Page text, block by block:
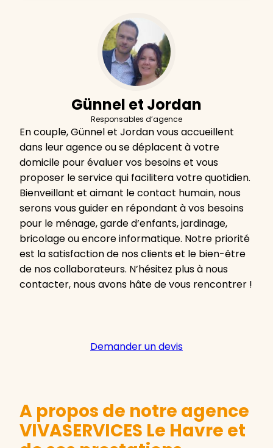
Günnel et Jordan
Responsables d’agence
En couple, Günnel et Jordan vous accueillent
dans leur agence ou se déplacent à votre
domicile pour évaluer vos besoins et vous
proposer le service qui facilitera votre quotidien.
Bienveillant et aimant le contact humain, nous
serons vous guider en répondant à vos besoins
pour le ménage, garde d’enfants, jardinage,
bricolage ou encore informatique. Notre priorité
est la satisfaction de nos clients et le bien-être
de nos collaborateurs. N’hésitez plus à nous
contacter, nous avons hâte de vous rencontrer !
Demander un devis
A propos de notre agence
VIVASERVICES Le Havre et